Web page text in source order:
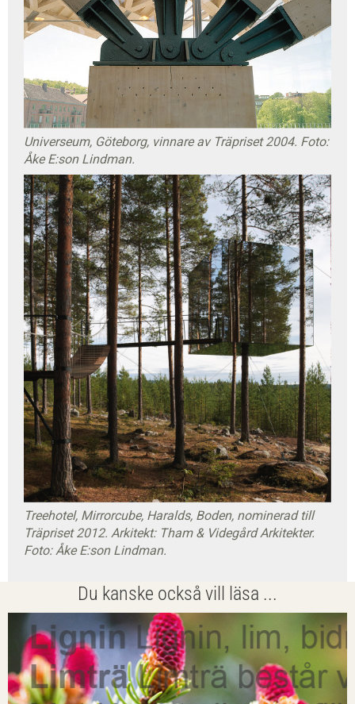
Universeum, Göteborg, vinnare av Träpriset 2004. Foto:
Åke E:son Lindman.
Treehotel, Mirrorcube, Haralds, Boden, nominerad till
Träpriset 2012. Arkitekt: Tham & Videgård Arkitekter.
Foto: Åke E:son Lindman.
Du kanske också vill läsa ...